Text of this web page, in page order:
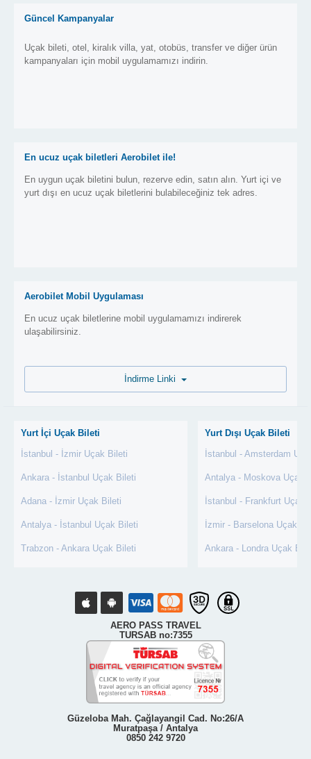
Güncel Kampanyalar
Uçak bileti, otel, kiralık villa, yat, otobüs, transfer ve diğer ürün
kampanyaları için mobil uygulamamızı indirin.
En ucuz uçak biletleri Aerobilet ile!
En uygun uçak biletini bulun, rezerve edin, satın alın. Yurt içi ve
yurt dışı en ucuz uçak biletlerini bulabileceğiniz tek adres.
Aerobilet Mobil Uygulaması
En ucuz uçak biletlerine mobil uygulamamızı indirerek
ulaşabilirsiniz.
Yurt İçi Uçak Bileti
İstanbul - İzmir Uçak Bileti
Ankara - İstanbul Uçak Bileti
Adana - İzmir Uçak Bileti
Antalya - İstanbul Uçak Bileti
Trabzon - Ankara Uçak Bileti
Yurt Dışı Uçak Bileti
İstanbul - Amsterdam
Antalya - Moskova Uçak
İstanbul - Frankfurt Uçak
İzmir - Barselona Uçak
Ankara - Londra Uçak
AERO PASS TRAVEL
TURSAB no:7355
Güzeloba Mah. Çağlayangil Cad. No:26/A
Muratpaşa / Antalya
0850 242 9720